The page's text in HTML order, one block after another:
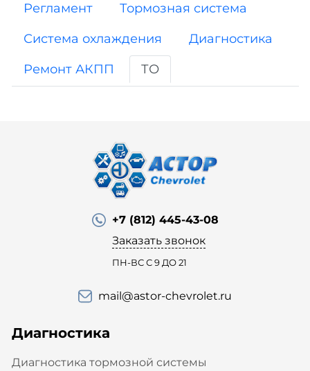
Регламент
Тормозная система
Система охлаждения
Диагностика
Ремонт АКПП
ТО
+7 (812) 445-43-08
Заказать звонок
ПН-ВС С 9 ДО 21
mail@astor-chevrolet.ru
Диагностика
Диагностика тормозной системы